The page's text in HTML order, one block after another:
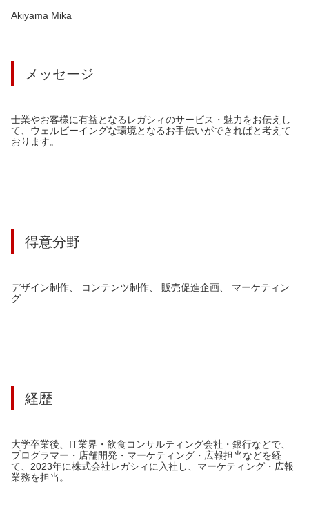
Akiyama Mika
メッセージ
士業やお客様に有益となるレガシィのサービス・魅力をお伝えし
て、ウェルビーイングな環境となるお手伝いができればと考えて
おります。
得意分野
デザイン制作、 コンテンツ制作、 販売促進企画、 マーケティン
グ
経歴
大学卒業後、IT業界・飲食コンサルティング会社・銀行などで、
プログラマー・店舗開発・マーケティング・広報担当などを経
て、2023年に株式会社レガシィに入社し、マーケティング・広報
業務を担当。